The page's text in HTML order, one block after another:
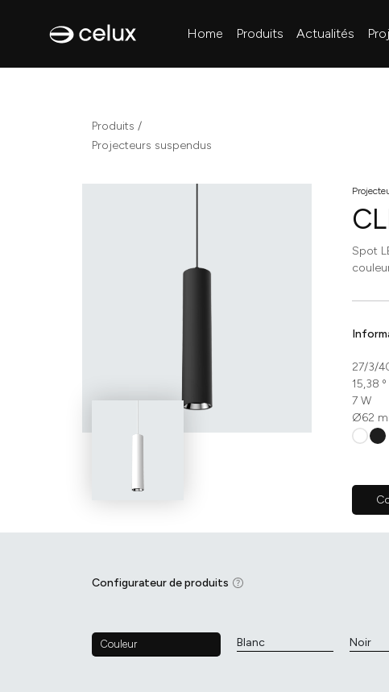
Home Produits Actualités
Produits /
Projecteurs suspendus
Spot
27/3/
15,38 º
7 W
Ø62
Configurateur de produits
Couleur Blanc Noir